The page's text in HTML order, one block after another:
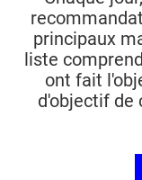
principaux
liste
ont fait
d'objectif de